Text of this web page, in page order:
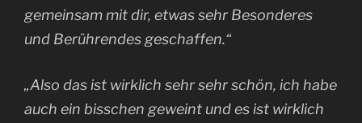
gemeinsam mit dir, etwas sehr Besonderes
und Berührendes geschaffen.“
„Also das ist wirklich sehr sehr schön, ich habe
auch ein bisschen geweint und es ist wirklich